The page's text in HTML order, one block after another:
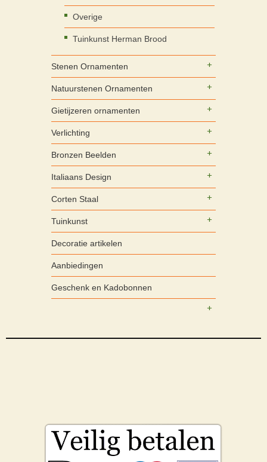
Overige
Tuinkunst Herman Brood
Stenen Ornamenten
Natuurstenen Ornamenten
Gietijzeren ornamenten
Verlichting
Bronzen Beelden
Italiaans Design
Corten Staal
Tuinkunst
Decoratie artikelen
Aanbiedingen
Geschenk en Kadobonnen